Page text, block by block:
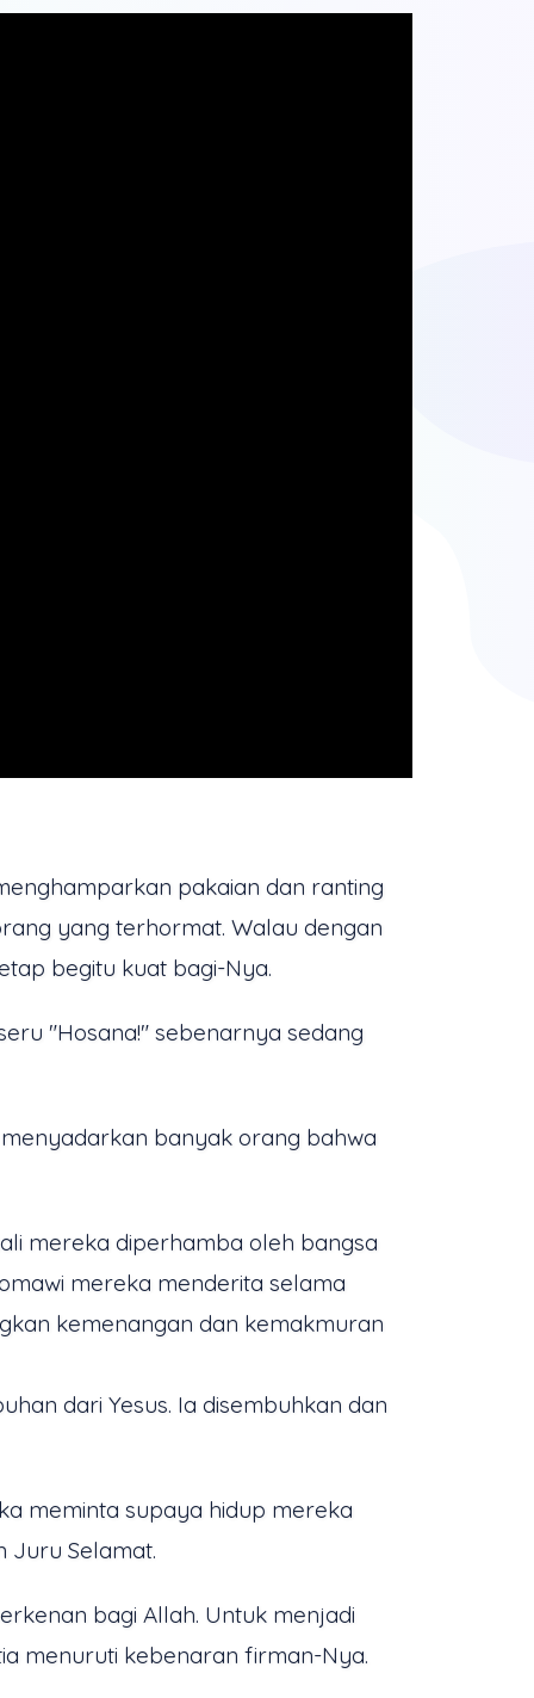
pakaian dan ranting
yang terhormat. Walau dengan
begitu kuat bagi-Nya.
"Hosana!" sebenarnya sedang
banyak orang bahwa
mereka diperhamba oleh bangsa
mereka menderita selama
kemenangan dan kemakmuran
dari Yesus. Ia disembuhkan dan
meminta supaya hidup mereka
Juru Selamat.
bagi Allah. Untuk menjadi
menuruti kebenaran firman-Nya.